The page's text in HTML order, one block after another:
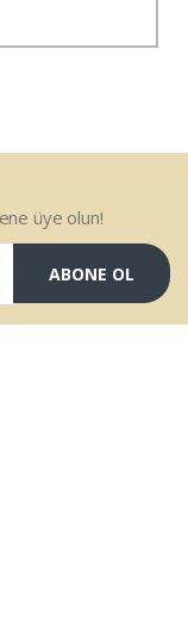
üye olun!
ABONE OL